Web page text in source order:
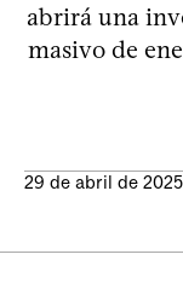
abrirá una
masivo de
29 de abril de 2025